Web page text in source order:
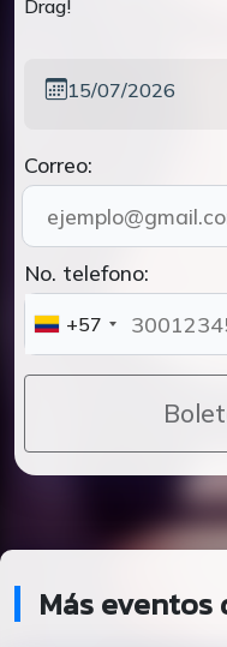
Drag!
15/07/2026
Correo:
No. telefono:
+57
Más eventos